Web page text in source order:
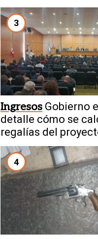
3
Ingresos Gobierno
detalle cómo se
regalías del
4